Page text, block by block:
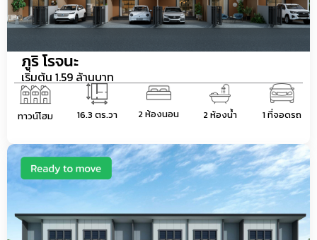
ภูริ โรจนะ
เริ่มต้น 1.59 ล้านบาท
ทาวน์โฮม 16.3 ตร.วา 2 ห้องนอน 2 ห้องน้ำ 1 ที่จอดรถ